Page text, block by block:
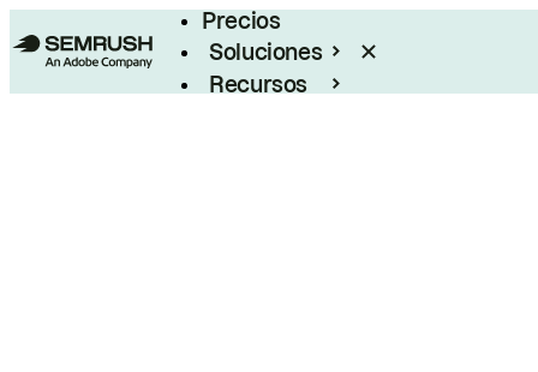
Precios
Soluciones
Recursos